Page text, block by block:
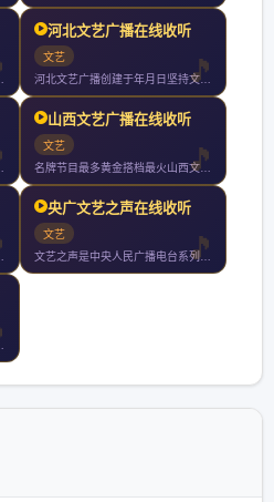
河北文艺广播在线收听
文艺
河北文艺广播创建于年月日坚持文艺视野开掘传统经典关注时尚流行
山西文艺广播在线收听
文艺
名牌节目最多黄金搭档最火山西文艺广播成立于年月日开播年山西文
央广文艺之声在线收听
文艺
文艺之声是中央人民广播电台系列频率之第九套节目年年中央人民广